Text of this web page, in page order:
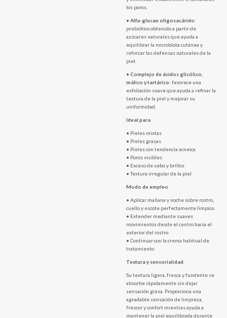
los poros.
• Alfa-glucan oligosacárido:
prebiótico obtenido a partir de
azúcares naturales que ayuda a
equilibrar la microbiota cutánea y
reforzar las defensas naturales de la
piel.
• Complejo de ácidos glicólico,
málico y tartárico: favorece una
exfoliación suave que ayuda a refinar la
textura de la piel y mejorar su
uniformidad.
Ideal para
• Pieles mixtas
• Pieles grasas
• Pieles con tendencia acneica
• Poros visibles
• Exceso de sebo y brillos
• Textura irregular de la piel
Modo de empleo
• Aplicar mañana y noche sobre rostro,
cuello y escote perfectamente limpios.
• Extender mediante suaves
movimientos desde el centro hacia el
exterior del rostro.
• Continuar con la crema habitual de
tratamiento.
Textura y sensorialidad
Su textura ligera, fresca y fundente se
absorbe rápidamente sin dejar
sensación grasa. Proporciona una
agradable sensación de limpieza,
frescor y confort mientras ayuda a
mantener la piel equilibrada durante